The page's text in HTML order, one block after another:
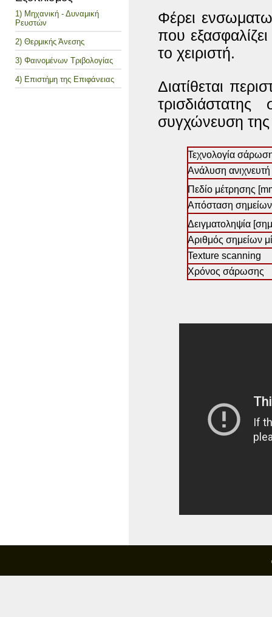
1) Μηχανική - Δυναμική
Ρευστών
2) Θερμικής Άνεσης
3) Φαινομένων Τριβολογίας
4) Επιστήμη της Επιφάνειας
Φέρει
που
το χειριστή.
Διατίθεται
συγχώνευση
Τεχνολογία
Ανάλυση ανιχνευτή
Πεδίο μέτρησης
Απόσταση
Δειγματοληψία
Αριθμός σημείων
Texture scanning
Χρόνος σάρωσης